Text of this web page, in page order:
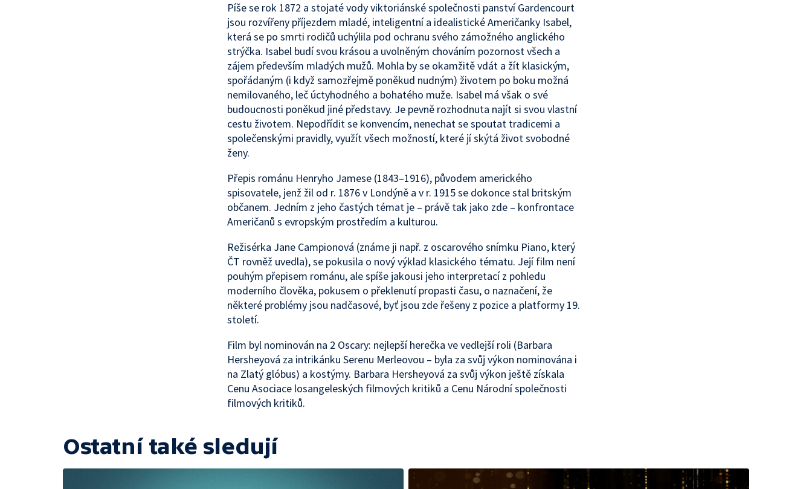
Píše se rok 1872 a stojaté vody viktoriánské společnosti panství Gardencourt
jsou rozvířeny příjezdem mladé, inteligentní a idealistické Američanky Isabel,
která se po smrti rodičů uchýlila pod ochranu svého zámožného anglického
strýčka. Isabel budí svou krásou a uvolněným chováním pozornost všech a
zájem především mladých mužů. Mohla by se okamžitě vdát a žít klasickým,
spořádaným (i když samozřejmě poněkud nudným) životem po boku možná
nemilovaného, leč úctyhodného a bohatého muže. Isabel má však o své
budoucnosti poněkud jiné představy. Je pevně rozhodnuta najít si svou vlastní
cestu životem. Nepodřídit se konvencím, nenechat se spoutat tradicemi a
společenskými pravidly, využít všech možností, které jí skýtá život svobodné
ženy.
Přepis románu Henryho Jamese (1843–1916), původem amerického
spisovatele, jenž žil od r. 1876 v Londýně a v r. 1915 se dokonce stal britským
občanem. Jedním z jeho častých témat je – právě tak jako zde – konfrontace
Američanů s evropským prostředím a kulturou.
Režisérka Jane Campionová (známe ji např. z oscarového snímku Piano, který
ČT rovněž uvedla), se pokusila o nový výklad klasického tématu. Její film není
pouhým přepisem románu, ale spíše jakousi jeho interpretací z pohledu
moderního člověka, pokusem o překlenutí propasti času, o naznačení, že
některé problémy jsou nadčasové, byť jsou zde řešeny z pozice a platformy 19.
století.
Film byl nominován na 2 Oscary: nejlepší herečka ve vedlejší roli (Barbara
Hersheyová za intrikánku Serenu Merleovou – byla za svůj výkon nominována i
na Zlatý glóbus) a kostýmy. Barbara Hersheyová za svůj výkon ještě získala
Cenu Asociace losangeleských filmových kritiků a Cenu Národní společnosti
filmových kritiků.
Ostatní také sledují